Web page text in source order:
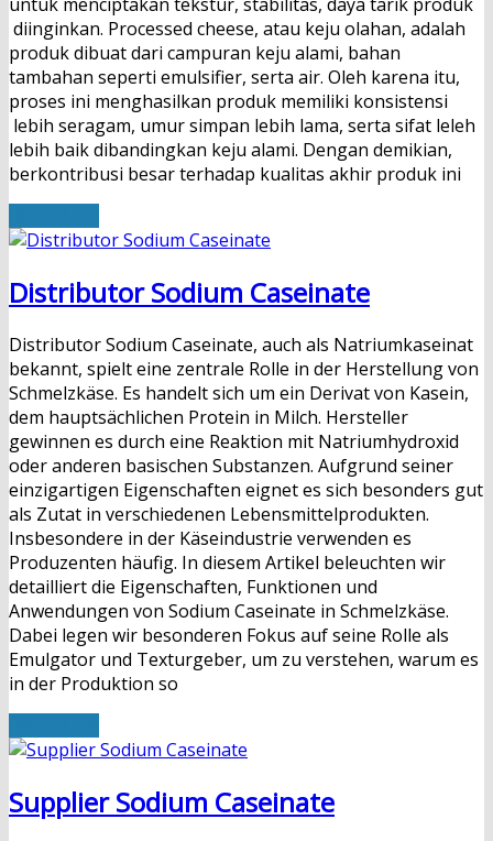
untuk menciptakan tekstur, stabilitas, daya tarik produk
diinginkan. Processed cheese, atau keju olahan, adalah
produk dibuat dari campuran keju alami, bahan
tambahan seperti emulsifier, serta air. Oleh karena itu,
proses ini menghasilkan produk memiliki konsistensi
lebih seragam, umur simpan lebih lama, serta sifat leleh
lebih baik dibandingkan keju alami. Dengan demikian,
berkontribusi besar terhadap kualitas akhir produk ini
Distributor Sodium Caseinate
Distributor Sodium Caseinate, auch als Natriumkaseinat
bekannt, spielt eine zentrale Rolle in der Herstellung von
Schmelzkäse. Es handelt sich um ein Derivat von Kasein,
dem hauptsächlichen Protein in Milch. Hersteller
gewinnen es durch eine Reaktion mit Natriumhydroxid
oder anderen basischen Substanzen. Aufgrund seiner
einzigartigen Eigenschaften eignet es sich besonders gut
als Zutat in verschiedenen Lebensmittelprodukten.
Insbesondere in der Käseindustrie verwenden es
Produzenten häufig. In diesem Artikel beleuchten wir
detailliert die Eigenschaften, Funktionen und
Anwendungen von Sodium Caseinate in Schmelzkäse.
Dabei legen wir besonderen Fokus auf seine Rolle als
Emulgator und Texturgeber, um zu verstehen, warum es
in der Produktion so
Supplier Sodium Caseinate